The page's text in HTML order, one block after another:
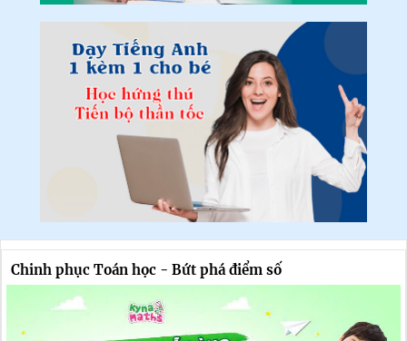
Chinh phục Toán học - Bứt phá điểm số